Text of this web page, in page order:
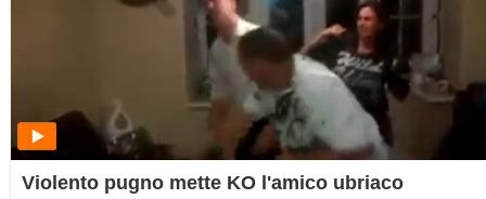
Violento pugno mette KO l'amico ubriaco